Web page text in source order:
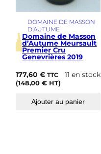
DOMAINE DE MASSON
D’AUTUME
Domaine de Masson
d’Autume Meursault
Premier Cru
Genevrières 2019
177,60€ TTC
(148,00€ HT)
11 en stock
Ajouter au panier